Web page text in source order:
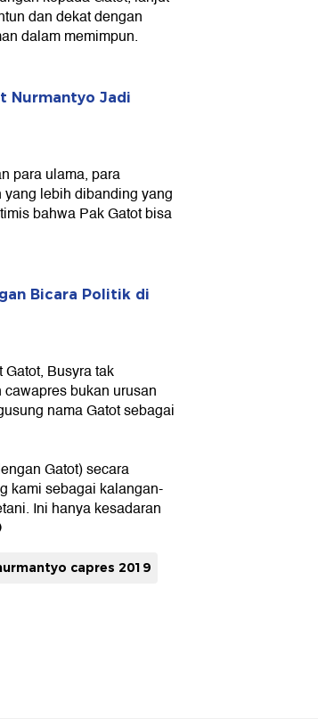
dan dekat dengan
dalam memimpun.
Nurmantyo Jadi
para ulama, para
lebih dibanding yang
bahwa Pak Gatot bisa
Bicara Politik di
Busyra tak
bukan urusan
nama Gatot sebagai
Gatot) secara
kami sebagai kalangan-
Ini hanya kesadaran
capres 2019